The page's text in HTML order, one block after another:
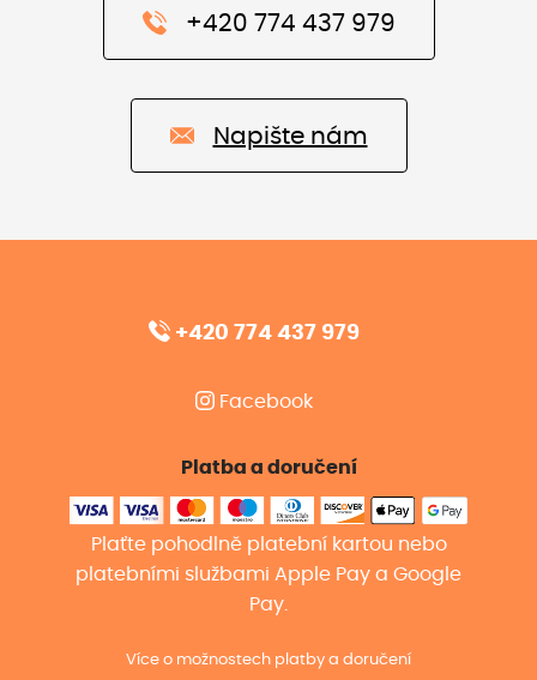
+420 774 437 979
Napište nám
+420 774 437 979
Facebook
Platba a doručení
Plaťte pohodlně platební kartou nebo
platebními službami Apple Pay a Google
Pay.
Více o možnostech platby a doručení